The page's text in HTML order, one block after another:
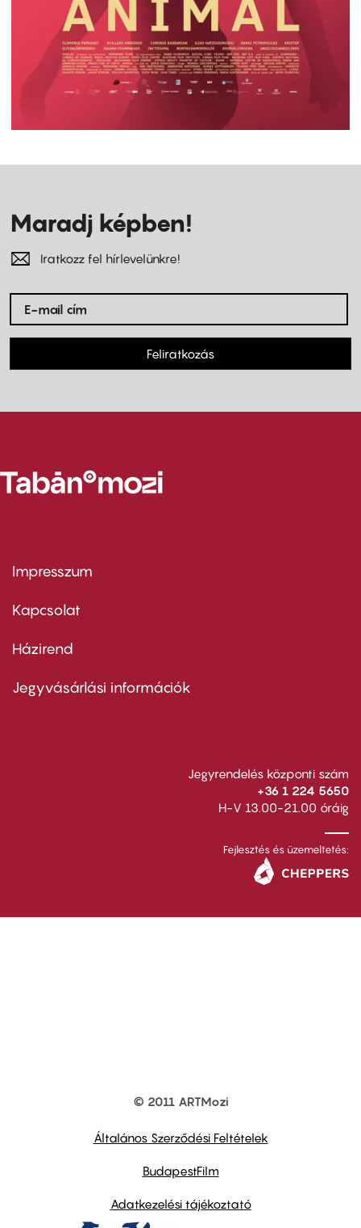
Maradj képben!
Iratkozz fel hírlevelünkre!
Feliratkozás
Footer
first
Impresszum
Kapcsolat
Footer
second
Házirend
Jegyvásárlási információk
Jegyrendelés központi szám
+36 1 224 5650
H-V 13.00-21.00 óráig
Fejlesztés és üzemeltetés:
© 2011 ARTMozi
Általános Szerződési Feltételek
BudapestFilm
Adatkezelési tájékoztató